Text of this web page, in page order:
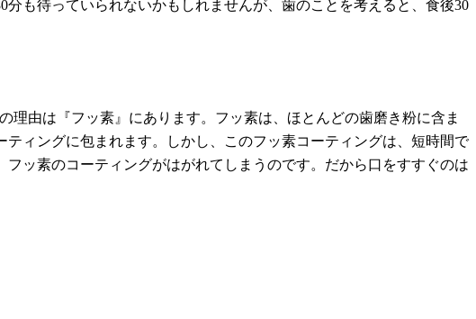
も待っていられないかもしれませんが、歯のことを考えると、食後30
理由は『フッ素』にあります。フッ素は、ほとんどの歯磨き粉に含ま
ィングに包まれます。しかし、このフッ素コーティングは、短時間で
ッ素のコーティングがはがれてしまうのです。だから口をすすぐのは